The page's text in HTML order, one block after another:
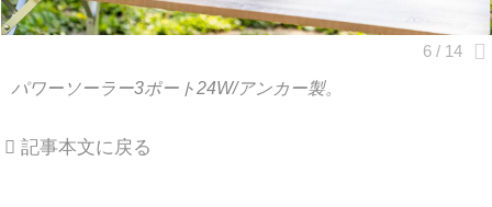
パワーソーラー3ポート24W/アンカー製。
記事本文に戻る